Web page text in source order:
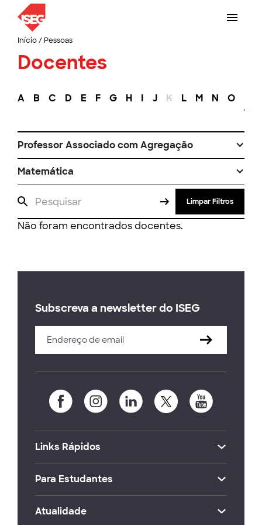
Início/ Pessoas
Docentes
A B C D E F G H I J K L M N O
Professor Associado com Agregação
Matemática
Limpar Filtros
Não foram encontrados docentes.
Subscreva a newsletter do ISEG
Links Rápidos
Para Estudantes
Atualidade